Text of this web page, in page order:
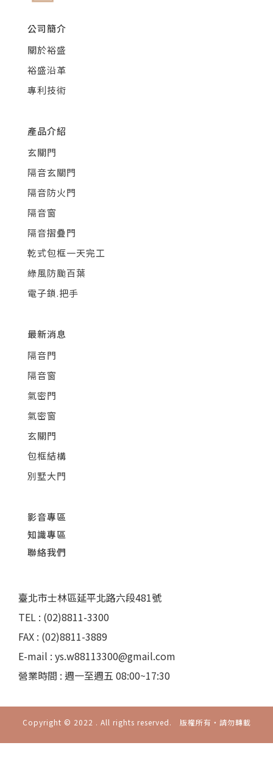
公司簡介
關於裕盛
裕盛沿革
專利技術
產品介紹
玄關門
隔音玄關門
隔音防火門
隔音窗
隔音摺疊門
乾式包框一天完工
綠風防颱百葉
電子鎖.把手
最新消息
隔音門
隔音窗
氣密門
氣密窗
玄關門
包框結構
別墅大門
影音專區
知識專區
聯絡我們
臺北市士林區延平北路六段481號
TEL : (02)8811-3300
FAX : (02)8811-3889
E-mail : ys.w88113300@gmail.com
營業時間 : 週一至週五 08:00~17:30
Copyright © 2022 . All rights reserved. 版權所有‧請勿轉載